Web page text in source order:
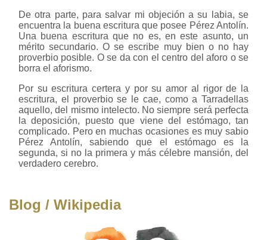
De otra parte, para salvar mi objeción a su labia, se
encuentra la buena escritura que posee Pérez Antolín.
Una buena escritura que no es, en este asunto, un
mérito secundario. O se escribe muy bien o no hay
proverbio posible. O se da con el centro del aforo o se
borra el aforismo.
Por su escritura certera y por su amor al rigor de la
escritura, el proverbio se le cae, como a Tarradellas
aquello, del mismo intelecto. No siempre será perfecta
la deposición, puesto que viene del estómago, tan
complicado. Pero en muchas ocasiones es muy sabio
Pérez Antolín, sabiendo que el estómago es la
segunda, si no la primera y más célebre mansión, del
verdadero cerebro.
Blog / Wikipedia